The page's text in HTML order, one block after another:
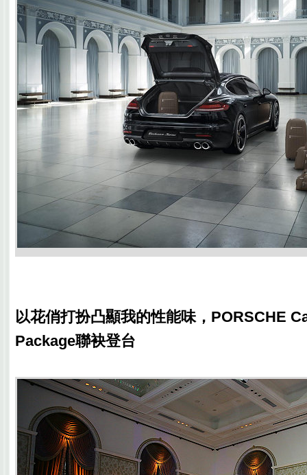
以花俏打扮凸顯我的性能味，PORSCHE
Package聯袂登台